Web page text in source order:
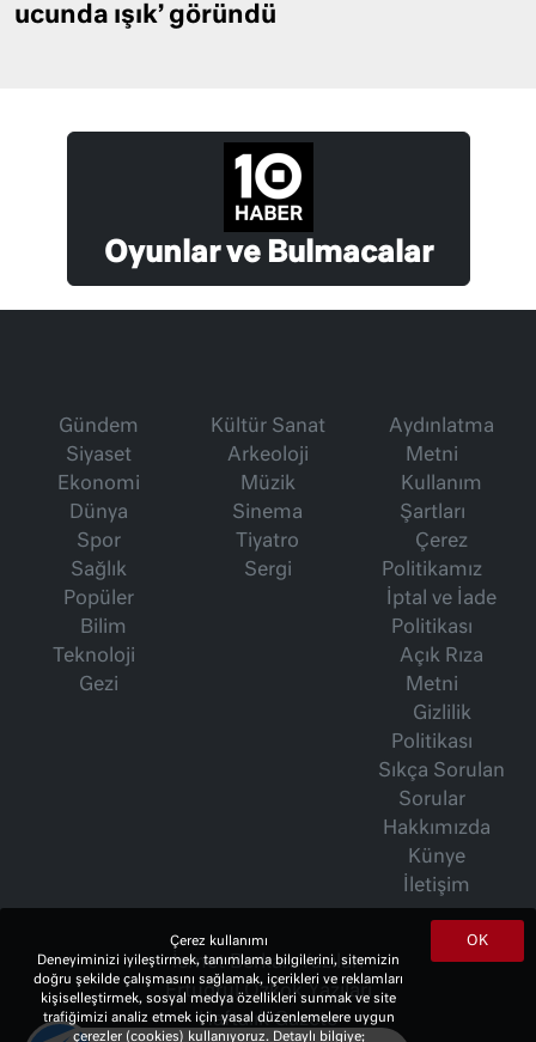
ucunda ışık’ göründü
Oyunlar ve Bulmacalar
Gündem
Siyaset
Ekonomi
Dünya
Spor
Sağlık
Popüler
Bilim
Teknoloji
Gezi
Kültür Sanat
Arkeoloji
Müzik
Sinema
Tiyatro
Sergi
Aydınlatma
Metni
Kullanım
Şartları
Çerez
Politikamız
İptal ve İade
Politikası
Açık Rıza
Metni
Gizlilik
Politikası
Sıkça Sorulan
Sorular
Hakkımızda
Künye
İletişim
İsmet Berkan Yazıları
Ertuğrul Özkök Yazıları
Haftalık Gazete
OK
Çerez kullanımı
Deneyiminizi iyileştirmek, tanımlama bilgilerini, sitemizin
doğru şekilde çalışmasını sağlamak, içerikleri ve reklamları
kişiselleştirmek, sosyal medya özellikleri sunmak ve site
trafiğimizi analiz etmek için yasal düzenlemelere uygun
çerezler (cookies) kullanıyoruz. Detaylı bilgiye;